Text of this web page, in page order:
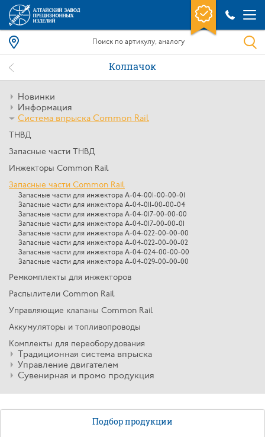
Колпачок
Новинки
Информация
Система впрыска Common Rail
ТНВД
Запасные части ТНВД
Инжекторы Common Rail
Запасные части Common Rail
Запасные части для инжектора А-04-001-00-00-01
Запасные части для инжектора А-04-011-00-00-04
Запасные части для инжектора А-04-017-00-00-00
Запасные части для инжектора А-04-017-00-00-01
Запасные части для инжектора A-04-022-00-00-00
Запасные части для инжектора A-04-022-00-00-02
Запасные части для инжектора А-04-024-00-00-00
Запасные части для инжектора А-04-029-00-00-00
Ремкомплекты для инжекторов
Распылители Common Rail
Управляющие клапаны Common Rail
Аккумуляторы и топливопроводы
Комплекты для переоборудования
Традиционная система впрыска
Управление двигателем
Сувенирная и промо продукция
Подбор продукции